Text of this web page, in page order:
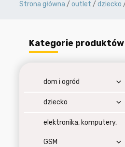
Strona główna / outlet / dziecko
Kategorie produktów
dom i ogród
dziecko
elektronika, komputery,
GSM